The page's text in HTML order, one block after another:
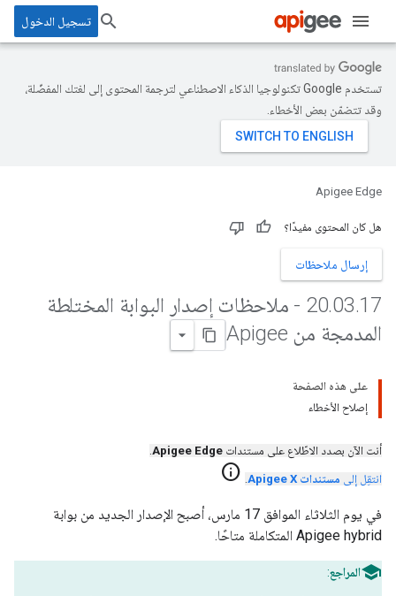
تسجيل الدخول
تستخدم Google تكنولوجيا الذكاء الاصطناعي لترجمة المحتوى إلى لغتك المفضّلة،
وقد تتضمّن بعض الأخطاء.
Apigee Edge
هل كان المحتوى مفيدًا؟
إرسال ملاحظات
20.03.
17 - ملاحظات إصدار البوابة المختلطة
المدمجة من Apigee
على هذه الصفحة
إصلاح الأخطاء
أنت الآن بصدد الاطّلاع على مستندات Apigee Edge
.
انتقِل إلى مستندات Apigee X .
info
في يوم الثلاثاء الموافق 17 مارس، أصبح الإصدار الجديد من بوابة
Apigee hybrid المتكاملة متاحًا.
المراجع: